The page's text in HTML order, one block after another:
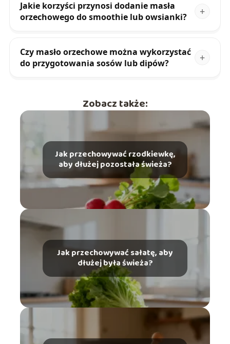
Jakie korzyści przynosi dodanie masła
orzechowego do smoothie lub owsianki?
Czy masło orzechowe można wykorzystać
do przygotowania sosów lub dipów?
Zobacz także:
Jak przechowywać rzodkiewkę,
aby dłużej pozostała świeża?
Jak przechowywać sałatę, aby
dłużej była świeża?